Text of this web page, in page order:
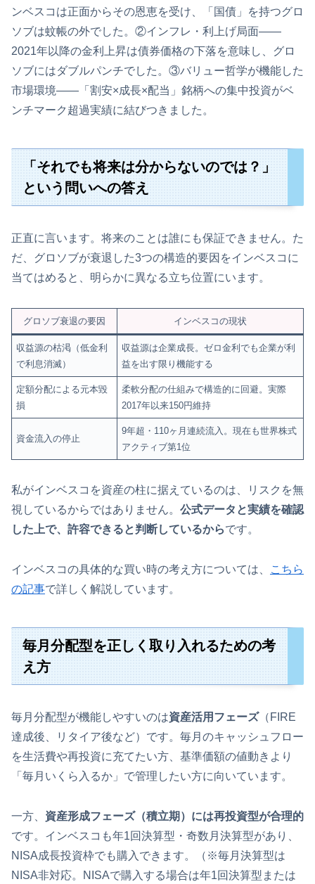
ンベスコは正面からその恩恵を受け、「国債」を持つグロ
ソブは蚊帳の外でした。②インフレ・利上げ局面——
2021年以降の金利上昇は債券価格の下落を意味し、グロ
ソブにはダブルパンチでした。③バリュー哲学が機能した
市場環境——「割安×成長×配当」銘柄への集中投資がベ
ンチマーク超過実績に結びつきました。
「それでも将来は分からないのでは？」
という問いへの答え
正直に言います。将来のことは誰にも保証できません。た
だ、グロソブが衰退した3つの構造的要因をインベスコに
当てはめると、明らかに異なる立ち位置にいます。
グロソブ衰退の要因 インベスコの現状
収益源の枯渇（低金利
で利息消滅）
収益源は企業成長。ゼロ金利でも企業が利
益を出す限り機能する
定額分配による元本毀
損
柔軟分配の仕組みで構造的に回避。実際
2017年以来150円維持
資金流入の停止
9年超・110ヶ月連続流入。現在も世界株式
アクティブ第1位
私がインベスコを資産の柱に据えているのは、リスクを無
視しているからではありません。 公式データと実績を確認
した上で、許容できると判断しているからです。
インベスコの具体的な買い時の考え方については、
こちら
の記事で詳しく解説しています。
毎月分配型を正しく取り入れるための考
え方
毎月分配型が機能しやすいのは資産活用フェーズ（FIRE
達成後、リタイア後など）です。毎月のキャッシュフロー
を生活費や再投資に充てたい方、基準価額の値動きより
「毎月いくら入るか」で管理したい方に向いています。
一方、 資産形成フェーズ（積立期）には再投資型が合理的
です。インベスコも年1回決算型・奇数月決算型があり、
NISA成長投資枠でも購入できます。（※毎月決算型は
NISA非対応。NISAで購入する場合は年1回決算型または